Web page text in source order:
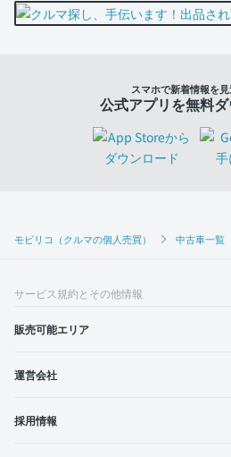
モビリコ（クルマの個人売買） 中古車一覧
スマホで新着情報を
公式アプリを無料
サービス規約とその他情報
販売可能エリア
運営会社
採用情報